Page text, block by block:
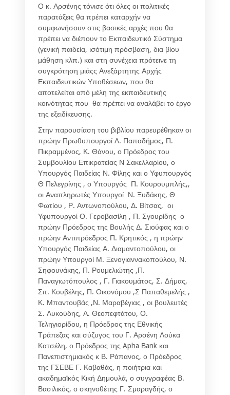
Ο κ. Αρσένης τόνισε ότι όλες οι πολιτικές
παρατάξεις θα πρέπει καταρχήν να
συμφωνήσουν στις βασικές αρχές που θα
πρέπει να διέπουν το Εκπαιδευτικό Σύστημα
(γενική παιδεία, ισότιμη πρόσβαση, δια βίου
μάθηση κλπ.) και στη συνέχεια πρότεινε τη
συγκρότηση μιάςς Ανεξάρτητης Αρχής
Εκπαιδευτικών Υποθέσεων, που θα
αποτελείται από μέλη της εκπαιδευτικής
κοινότητας που θα πρέπει να αναλάβει το έργο
της εξειδίκευσης.
Στην παρουσίαση του βιβλίου παρευρέθηκαν οι
πρώην Πρωθυπουργοί Λ. Παπαδήμος, Π.
Πικραμμένος, Κ. Θάνου, ο Πρόεδρος του
Συμβουλίου Επικρατείας Ν Σακελλαρίου, ο
Υπουργός Παιδείας Ν. Φίλης και ο Υφυπουργός
Θ Πελεγρίνης , ο Υπουργός Π. Κουρουμπλής,,
οι Αναπληρωτές Υπουργοί Ν. Ξυδάκης, Θ
Φωτίου , Ρ. Αντωνοπούλου, Δ. Βίτσας, οι
Υφυπουργοί Ο. Γεροβασίλη , Π. Σγουρίδης ο
πρώην Πρόεδρος της Βουλής Δ. Σιούφας και ο
πρώην Αντιπρόεδρος Π. Κρητικός , η πρώην
Υπουργός Παιδείας Α. Διαμαντοπούλου, οι
πρώην Υπουργοί Μ. Ξενογιαννακοπούλου, Ν.
Σηφουνάκης, Π. Ρουμελιώτης ,Π.
Παναγιωτόπουλος , Γ. Γιακουμάτος, Σ. Δήμας,
Σπ. Κουβέλης, Π. Οικονόμου ,Σ Παπαθεμελής ,
Κ. Μπαντουβάς ,Ν. Μαραβέγιας , οι βουλευτές
Σ. Λυκούδης, Α. Θεοπεφτάτου, Ο.
Τεληγιορίδου, η Πρόεδρος της Εθνικής
Τράπεζας και σύζυγος του Γ. Αρσένη Λούκα
Κατσέλη, ο Πρόεδρος της Apha Βank και
Πανεπιστημιακός κ Β. Ράπανος, ο Πρόεδρος
της ΓΣΕΒΕ Γ. Καβαθάς, η ποιήτρια και
ακαδημαϊκός Κική Δημουλά, ο συγγραφέας Β.
Βασιλικός, ο σκηνοθέτης Γ. Σμαραγδής, ο